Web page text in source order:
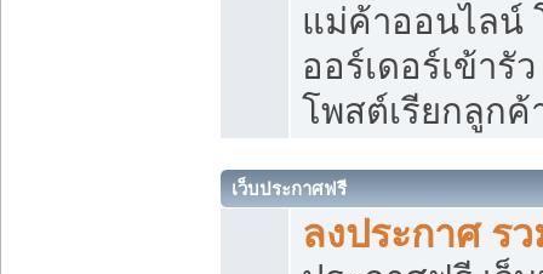
แม่ค้าออนไลน์
ออร์เดอร์เข้ารั
โพสต์เรียกลูกค้
เว็บประกาศฟรี
ลงประกาศ ร